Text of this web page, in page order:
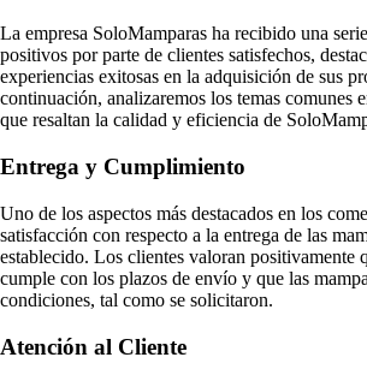
La empresa SoloMamparas ha recibido una
positivos por parte de clientes satisfechos,
experiencias exitosas en la adquisición de sus
continuación, analizaremos los temas comunes
que resaltan la calidad y eficiencia de
Entrega y Cumplimiento
Uno de los aspectos más destacados en los
satisfacción con respecto a la entrega de las
establecido. Los clientes valoran positivamente
cumple con los plazos de envío y que las
condiciones, tal como se solicitaron.
Atención al Cliente